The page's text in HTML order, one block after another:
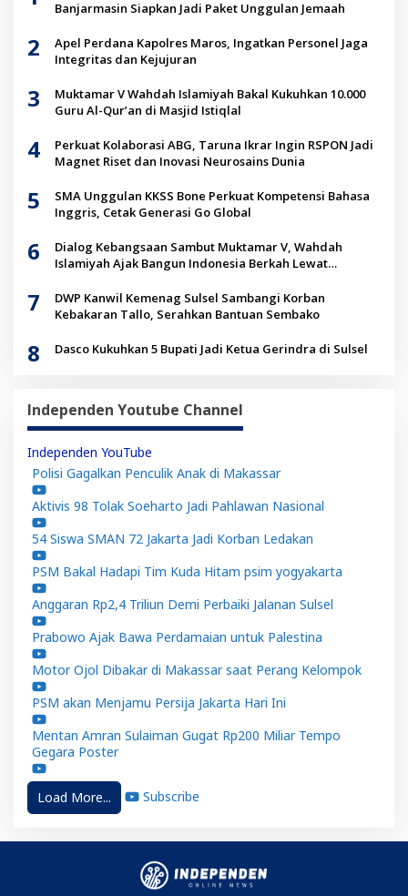
Banjarmasin Siapkan Jadi Paket Unggulan Jemaah
2
Apel Perdana Kapolres Maros, Ingatkan Personel Jaga
Integritas dan Kejujuran
3
Muktamar V Wahdah Islamiyah Bakal Kukuhkan 10.000
Guru Al-Qur’an di Masjid Istiqlal
4
Perkuat Kolaborasi ABG, Taruna Ikrar Ingin RSPON Jadi
Magnet Riset dan Inovasi Neurosains Dunia
5
SMA Unggulan KKSS Bone Perkuat Kompetensi Bahasa
Inggris, Cetak Generasi Go Global
6
Dialog Kebangsaan Sambut Muktamar V, Wahdah
Islamiyah Ajak Bangun Indonesia Berkah Lewat
7
DWP Kanwil Kemenag Sulsel Sambangi Korban
Kebakaran Tallo, Serahkan Bantuan Sembako
8 Dasco Kukuhkan 5 Bupati Jadi Ketua Gerindra di Sulsel
Independen Youtube Channel
Independen YouTube
Polisi Gagalkan Penculik Anak di Makassar
Aktivis 98 Tolak Soeharto Jadi Pahlawan Nasional
54 Siswa SMAN 72 Jakarta Jadi Korban Ledakan
PSM Bakal Hadapi Tim Kuda Hitam psim yogyakarta
Anggaran Rp2,4 Triliun Demi Perbaiki Jalanan Sulsel
Prabowo Ajak Bawa Perdamaian untuk Palestina
Motor Ojol Dibakar di Makassar saat Perang Kelompok
PSM akan Menjamu Persija Jakarta Hari Ini
Mentan Amran Sulaiman Gugat Rp200 Miliar Tempo
Gegara Poster
Load More... Subscribe